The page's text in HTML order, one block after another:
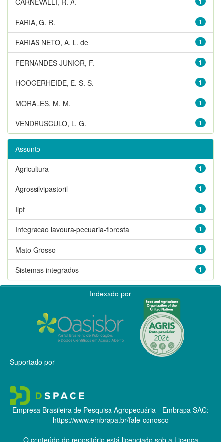
1
FARIA, G. R.
1
FARIAS NETO, A. L. de
1
FERNANDES JUNIOR, F.
1
HOOGERHEIDE, E. S. S.
1
MORALES, M. M.
1
VENDRUSCULO, L. G.
Assunto
1
Agricultura
1
Agrossilvipastoril
1
Ilpf
1
Integracao lavoura-pecuaria-floresta
1
Mato Grosso
1
Sistemas integrados
Indexado por
Suportado por
Empresa Brasileira de Pesquisa Agropecuária - Embrapa SAC:
https://www.embrapa.br/fale-conosco
O conteúdo do repositório está licenciado sob a Licença